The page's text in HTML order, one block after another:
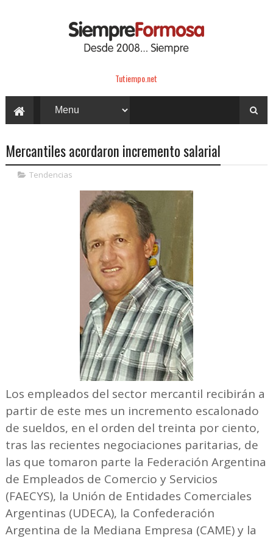
Tutiempo.net
Mercantiles acordaron incremento salarial
Tendencias
Los empleados del sector mercantil recibirán a
partir de este mes un incremento escalonado
de sueldos, en el orden del treinta por ciento,
tras las recientes negociaciones paritarias, de
las que tomaron parte la Federación Argentina
de Empleados de Comercio y Servicios
(FAECYS), la Unión de Entidades Comerciales
Argentinas (UDECA), la Confederación
Argentina de la Mediana Empresa (CAME) y la